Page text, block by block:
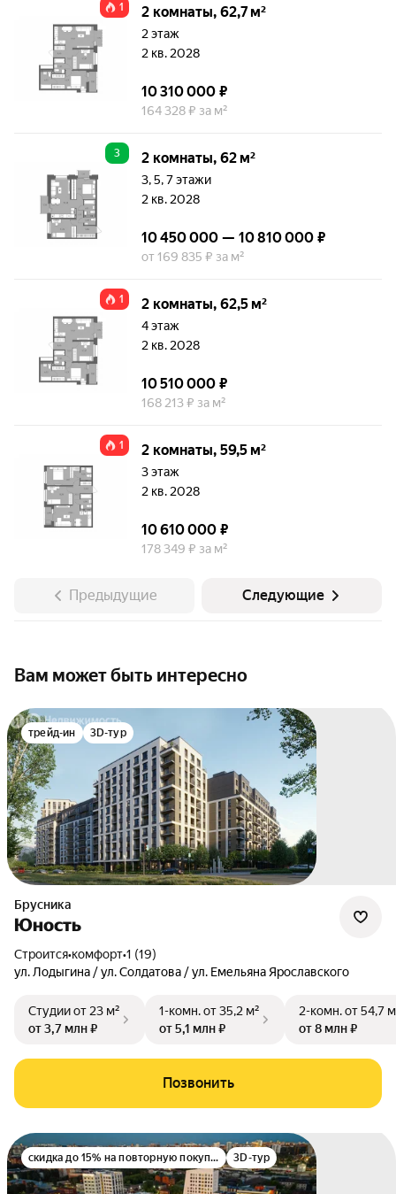
1 2 комнаты, 62,7 м²
2 этаж
2 кв. 2028
10 310 000 ₽
164 328 ₽ за м²
3 2 комнаты, 62 м²
3, 5, 7 этажи
2 кв. 2028
10 450 000 — 10 810 000 ₽
от 169 835 ₽ за м²
1 2 комнаты, 62,5 м²
4 этаж
2 кв. 2028
10 510 000 ₽
168 213 ₽ за м²
1 2 комнаты, 59,5 м²
3 этаж
2 кв. 2028
10 610 000 ₽
178 349 ₽ за м²
Предыдущие Следующие
Вам может быть интересно
трейд-ин 3D-тур
Брусника
Юность
Строится•комфорт•1 (19)
ул. Лодыгина / ул. Солдатова / ул. Емельяна Ярославского
Студииот 23 м²
от 3,7 млн ₽
1-комн.от 35,2 м²
от 5,1 млн ₽
2-комн.от 54,7
от 8 млн ₽
Позвонить
скидка до 15% на повторную покупку 3D-тур